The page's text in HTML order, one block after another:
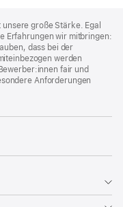
große Stärke. Egal
Erfahrungen wir mitbringen:
dass bei der
werden
fair und
Anforderungen